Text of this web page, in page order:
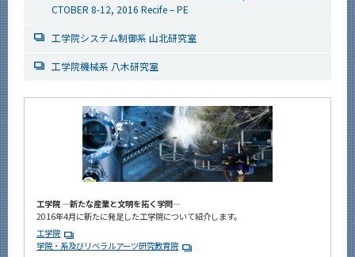
CTOBER 8-12, 2016 Recife – PE
工学院システム制御系 山北研究室
工学院機械系 八木研究室
工学院 ―新たな産業と文明を拓く学問―
2016年4月に新たに発足した工学院について紹介します。
工学院
学院・系及びリベラルアーツ研究教育院